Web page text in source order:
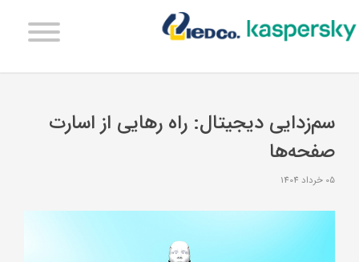
سم‌زدایی دیجیتال: راه رهایی از اسارت
صفحه‌ها
05 خرداد 1404